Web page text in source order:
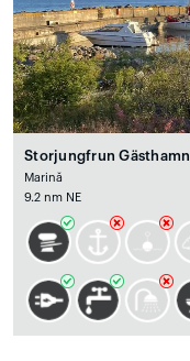
Storjungfrun Gästhamn
Marină
9.2 nm NE